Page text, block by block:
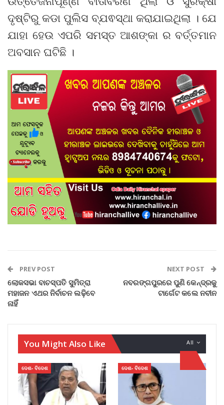
ଦୃଷ୍ଟିରୁ କଡା ପୁଲିସ ବ୍ଯଵସ୍ଥା କରାଯାଇଥିଲା । ଯେ
ଯାହା ହେଉ ଏପରି ସମସ୍ତ ଆଶଙ୍କା ର ବର୍ତ୍ତମାନ
ଅବସାନ ଘଟିଛି ।
PREV POST
ଲୋକସଭା ବାଚସ୍ପତି ସୁମିତ୍ରା
ମହାଜନ ଏଥର ନିର୍ବାଚନ ଲଢ଼ିବେ
ନାହିଁ
NEXT POST
ନବରଙ୍ଗପୁରରେ ପୁଣି କେନ୍ଦ୍ରକୁ
ଟାର୍ଗେଟ କଲେ ନବୀନ
All
You Might Also Like
ଦେଶ- ବିଦେଶ ଦେଶ- ବିଦେଶ